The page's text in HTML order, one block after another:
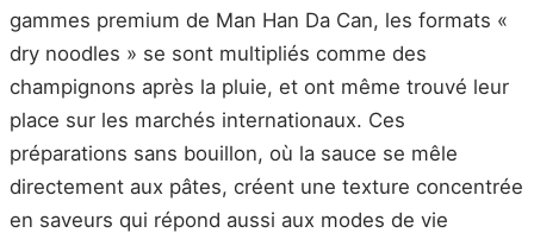
gammes premium de Man Han Da Can, les formats «
dry noodles » se sont multipliés comme des
champignons après la pluie, et ont même trouvé leur
place sur les marchés internationaux. Ces
préparations sans bouillon, où la sauce se mêle
directement aux pâtes, créent une texture concentrée
en saveurs qui répond aussi aux modes de vie